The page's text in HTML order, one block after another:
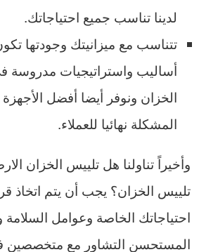
لدينا تناسب جميع احتياجاتك.
تتناسب مع ميزانيتك وجودتها
أساليب واستراتيجيات مدروسة
الخزان ونوفر أيضا أفضل الأجهزة
المشكلة نهائيا للعملاء.
وأخيراً تناولنا هل تلييس الخزان
تلييس الخزان؟ يجب أن يتم اتخاذ
احتياجاتك الخاصة وعوامل
المستحسن التشاور مع متخصصين